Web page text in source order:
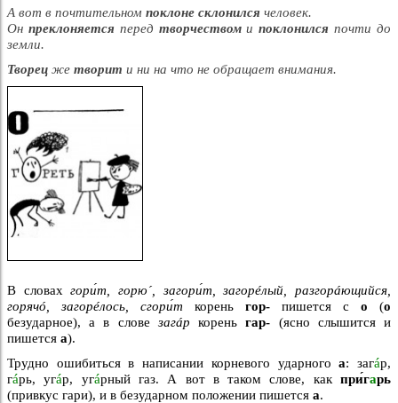
А вот в почтительном поклоне склонился человек.
Он преклоняетсяперед творчествомипоклонился почти до
земли.
Творец же творит и ни на что не обращает внимания.
В словахгори́т, горю´, загори́т, загорéлый, разгорáющийся,
горячó, загорéлось, сгори́т корень гор- пишется с о (о
безударное), а в слове загáр кореньгар- (ясно слышится и
пишется а).
Трудно ошибиться в написании корневого ударногоа: загáр,
гáрь, угáр, угáрный газ. А вот в таком слове, какпри́гарь
(привкус гари), и в безударном положении пишется а.